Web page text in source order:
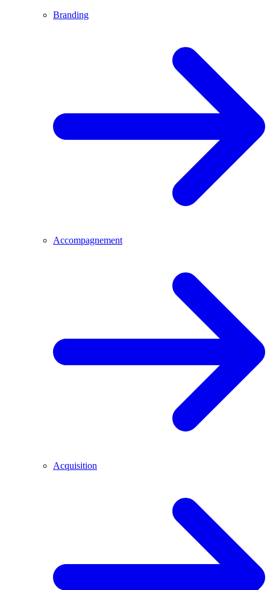
Branding
Accompagnement
Acquisition